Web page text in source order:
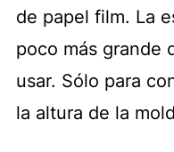
de papel film. La
poco más grande
usar. Sólo para
la altura de la